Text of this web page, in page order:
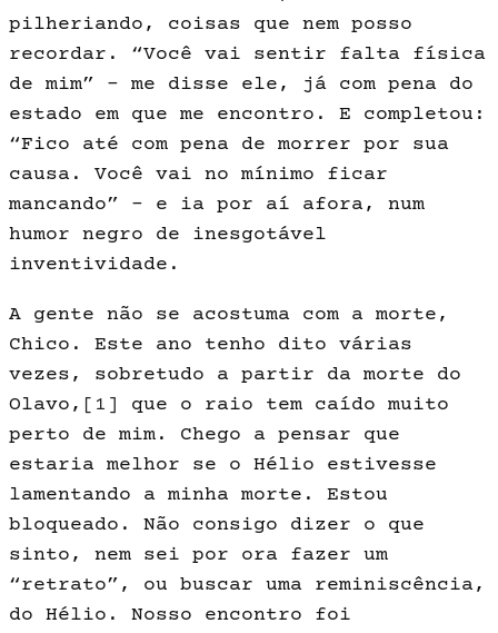
pilheriando, coisas que nem posso
recordar. “Você vai sentir falta física
de mim” – me disse ele, já com pena do
estado em que me encontro. E completou:
“Fico até com pena de morrer por sua
causa. Você vai no mínimo ficar
mancando” – e ia por aí afora, num
humor negro de inesgotável
inventividade.
A gente não se acostuma com a morte,
Chico. Este ano tenho dito várias
vezes, sobretudo a partir da morte do
Olavo, [1]
que o raio tem caído muito
perto de mim. Chego a pensar que
estaria melhor se o Hélio estivesse
lamentando a minha morte. Estou
bloqueado. Não consigo dizer o que
sinto, nem sei por ora fazer um
“retrato”, ou buscar uma reminiscência,
do Hélio. Nosso encontro foi